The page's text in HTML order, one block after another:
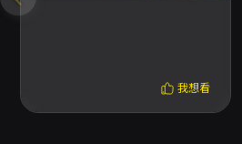
讓： - 必須在 KKTIX App
改。 - 轉讓開放時間：
功能自 2026-08-07 上午
我想看